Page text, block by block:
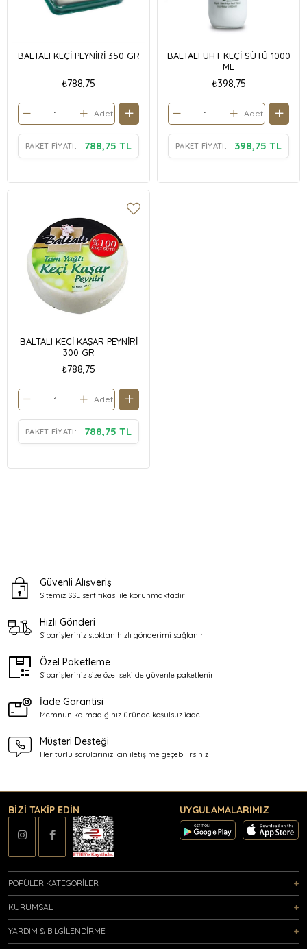
BALTALI KEÇİ PEYNİRİ 350 GR
₺788,75
Adet
PAKET FIYATI: 788,75 TL
BALTALI UHT KEÇİ SÜTÜ 1000
ML
₺398,75
Adet
PAKET FIYATI: 398,75 TL
BALTALI KEÇİ KAŞAR PEYNİRİ
300 GR
₺788,75
Adet
PAKET FIYATI: 788,75 TL
Güvenli Alışveriş
Sitemiz SSL sertifikası ile korunmaktadır
Hızlı Gönderi
Siparişleriniz stoktan hızlı gönderimi sağlanır
Özel Paketleme
Siparişleriniz size özel şekilde güvenle paketlenir
İade Garantisi
Memnun kalmadığınız üründe koşulsuz iade
Müşteri Desteği
Her türlü sorularınız için iletişime geçebilirsiniz
BİZİ TAKİP EDİN UYGULAMALARIMIZ
POPÜLER KATEGORİLER
KURUMSAL
YARDIM & BİLGİLENDİRME